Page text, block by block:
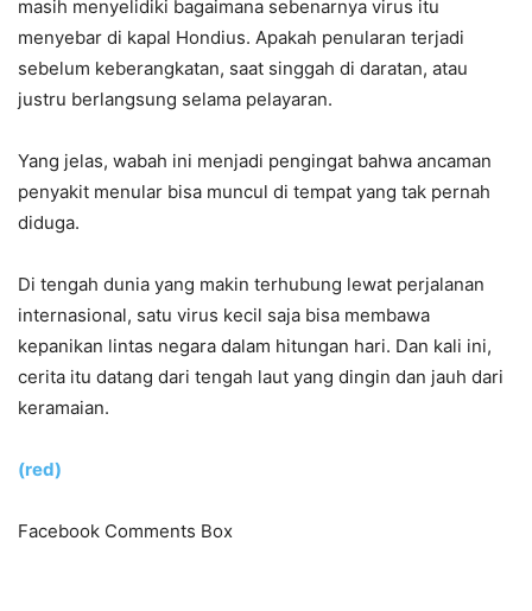
masih menyelidiki bagaimana sebenarnya virus itu
menyebar di kapal Hondius. Apakah penularan terjadi
sebelum keberangkatan, saat singgah di daratan, atau
justru berlangsung selama pelayaran.
Yang jelas, wabah ini menjadi pengingat bahwa ancaman
penyakit menular bisa muncul di tempat yang tak pernah
diduga.
Di tengah dunia yang makin terhubung lewat perjalanan
internasional, satu virus kecil saja bisa membawa
kepanikan lintas negara dalam hitungan hari. Dan kali ini,
cerita itu datang dari tengah laut yang dingin dan jauh dari
keramaian.
(red)
Facebook Comments Box